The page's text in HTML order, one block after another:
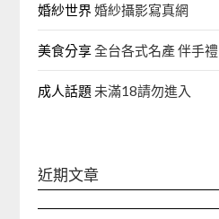
婚紗世界婚紗攝影寫真網
美食分享全台各式名產 伴手禮
成人話題 未滿18請勿進入
近期文章